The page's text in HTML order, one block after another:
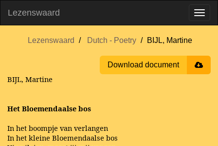
Lezenswaard
Lezenswaard Dutch - Poetry BIJL, Martine
Download document
BIJL, Martine
Het Bloemendaalse bos
In het boompje van verlangen
In het kleine Bloemendaalse bos